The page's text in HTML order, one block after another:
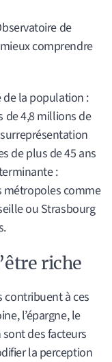
de
comprendre
de la population :
de 4,8 millions de
de plus de 45 ans
:
métropoles comme
ou Strasbourg
riche
contribuent à ces
l’épargne, le
des facteurs
la perception